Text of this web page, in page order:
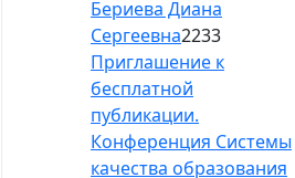
Бериева Диана
Сергеевна2233
Приглашение к
бесплатной
публикации.
Конференция Системы
качества образования